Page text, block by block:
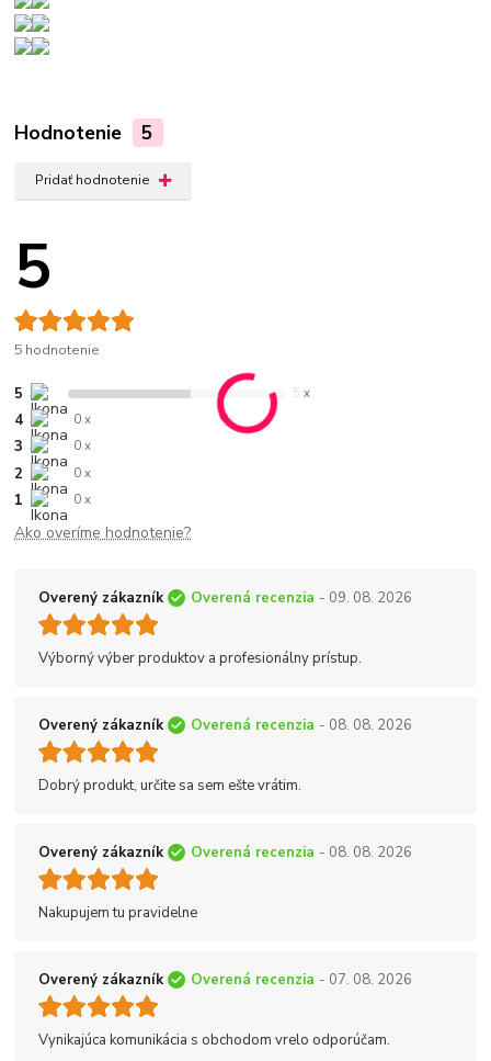
Hodnotenie 5
Pridať hodnotenie
5
5 hodnotenie
5 5 x
4 0 x
3 0 x
2 0 x
1 0 x
Ako overíme hodnotenie?
Overený zákazník Overená recenzia - 09. 08. 2026
Výborný výber produktov a profesionálny prístup.
Overený zákazník Overená recenzia - 08. 08. 2026
Dobrý produkt, určite sa sem ešte vrátim.
Overený zákazník Overená recenzia - 08. 08. 2026
Nakupujem tu pravidelne
Overený zákazník Overená recenzia - 07. 08. 2026
Vynikajúca komunikácia s obchodom vrelo odporúčam.